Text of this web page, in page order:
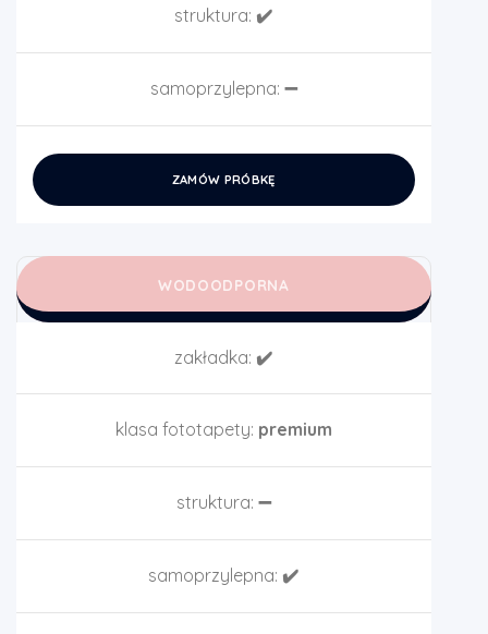
struktura: ✔️
samoprzylepna: ➖
ZAMÓW PRÓBKĘ
WODOODPORNA
zakładka: ✔️
klasa fototapety: premium
struktura: ➖
samoprzylepna: ✔️